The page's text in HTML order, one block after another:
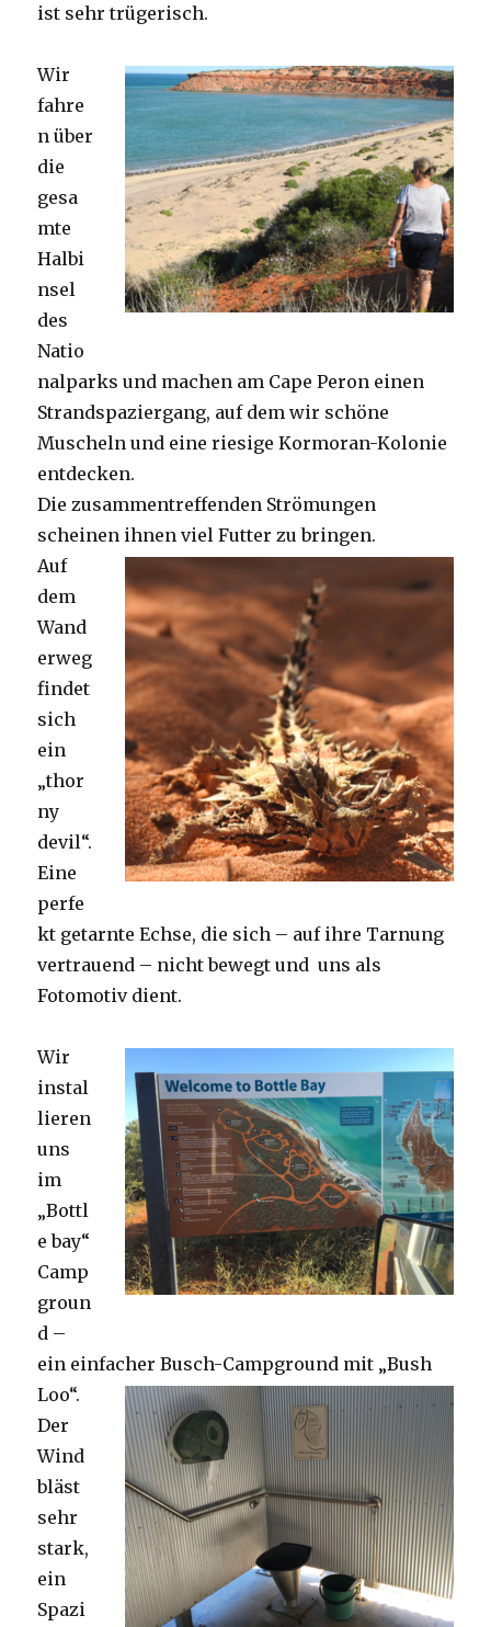
ist sehr trügerisch.
Wir
fahre
n über
die
gesa
mte
Halbi
nsel
des
Natio
nalparks und machen am Cape Peron einen
Strandspaziergang, auf dem wir schöne
Muscheln und eine riesige Kormoran-Kolonie
entdecken.
Die zusammentreffenden Strömungen
scheinen ihnen viel Futter zu bringen.
Auf
dem
Wand
erweg
findet
sich
ein
„thor
ny
devil“.
Eine
perfe
kt getarnte Echse, die sich – auf ihre Tarnung
vertrauend – nicht bewegt und uns als
Fotomotiv dient.
Wir
instal
lieren
uns
im
„Bottl
e bay“
Camp
groun
d –
ein einfacher Busch-Campground mit „Bush
Loo“.
Der
Wind
bläst
sehr
stark,
ein
Spazi